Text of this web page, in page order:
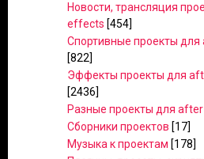
Новости, трансляция
effects [454]
Спортивные проекты
[822]
Эффекты проекты для
[2436]
Разные проекты для
Сборники проектов [17]
Музыка к проектам [178]